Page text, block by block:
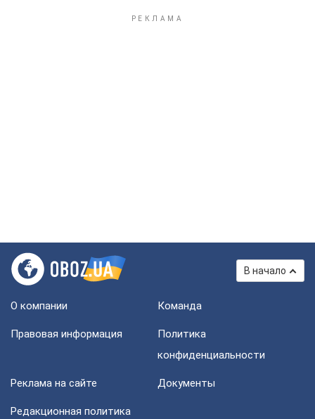
В начало
О компании Команда
Правовая информация
Политика
конфиденциальности
Реклама на сайте Документы
Редакционная политика